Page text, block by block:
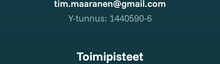
tim.maaranen@gmail.com
Y-tunnus: 1440590-6
Toimipisteet